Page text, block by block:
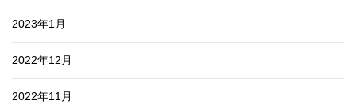
2023年1月
2022年12月
2022年11月